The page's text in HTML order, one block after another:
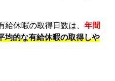
休暇の取得日数は、 年間
均的な有給休暇の取得しや